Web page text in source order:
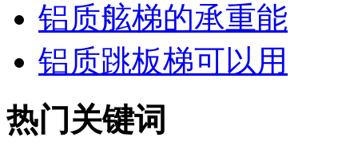
铝质舷梯的承重能
铝质跳板梯可以用
热门关键词